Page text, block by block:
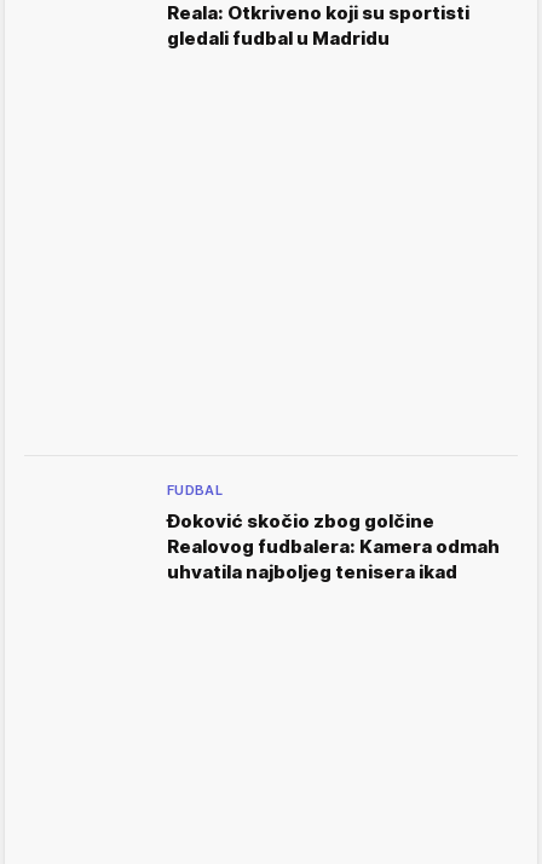
Reala: Otkriveno koji su sportisti
gledali fudbal u Madridu
FUDBAL
Đoković skočio zbog golčine
Realovog fudbalera: Kamera odmah
uhvatila najboljeg tenisera ikad